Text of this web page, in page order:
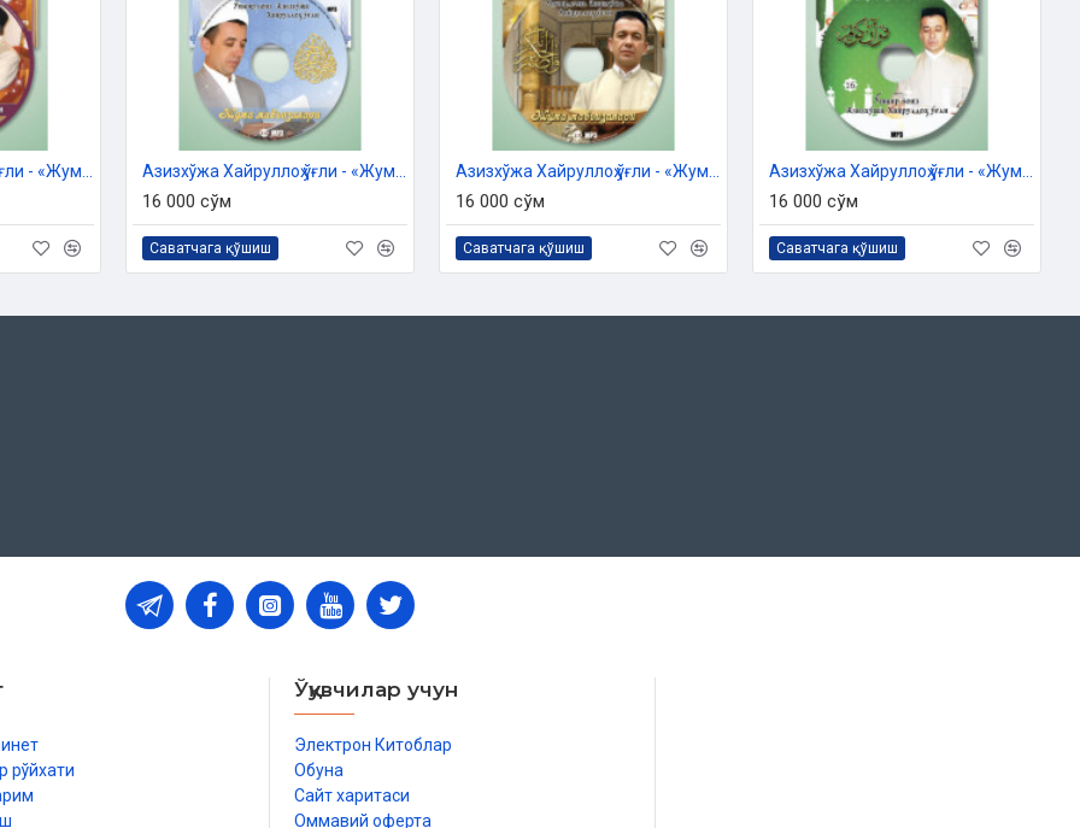
16 000 сўм
Саватчага қўшиш
16 000 сўм
Саватчага қўшиш
16 000 сўм
Саватчага қўшиш
рўйхати
Ўқувчилар учун
Электрон Китоблар
Обуна
Сайт харитаси
Оммавий оферта